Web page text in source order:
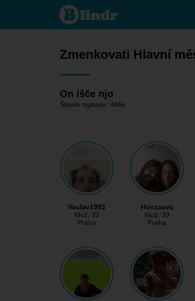
Zmenkovati
- On išče
njo Hlavní
Zmenkovati Hlavní
On išče njo
Število oglasov: 466x
Vaclav1993
Mož, 32
Praha
Honzaavc
Mož, 39
Praha